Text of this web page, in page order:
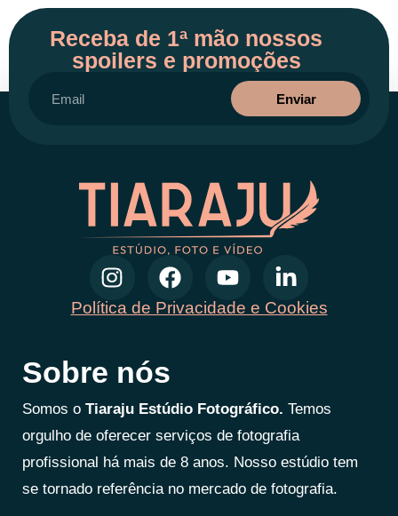
Receba de 1ª mão nossos
spoilers e promoções
Enviar
Política de Privacidade e Cookies
Sobre nós
Somos o Tiaraju Estúdio Fotográfico. Temos
orgulho de oferecer serviços de fotografia
profissional há mais de 8 anos. Nosso estúdio tem
se tornado referência no mercado de fotografia.